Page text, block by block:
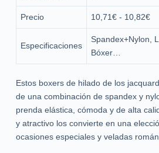
Precio 10,71€ - 10,82€
Especificaciones
Spandex+Nylon,
Bóxer…
Estos boxers de hilado de los
de una combinación de spandex y
prenda elástica, cómoda y de alta
y atractivo los convierte en una
ocasiones especiales y veladas